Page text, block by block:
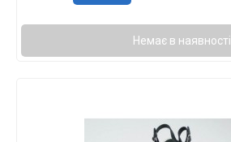
Немає в наявності